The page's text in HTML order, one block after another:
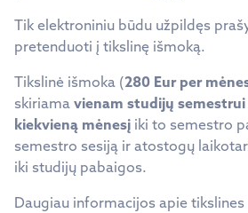
Tik elektroniniu būdu užpildęs
pretenduoti į tikslinę išmoką.
Tikslinė išmoka (280 Eur per
skiriama vienam studijų semestrui
kiekvieną mėnesį iki to semestro
semestro sesiją ir atostogų
iki studijų pabaigos.
Daugiau informacijos apie tikslines